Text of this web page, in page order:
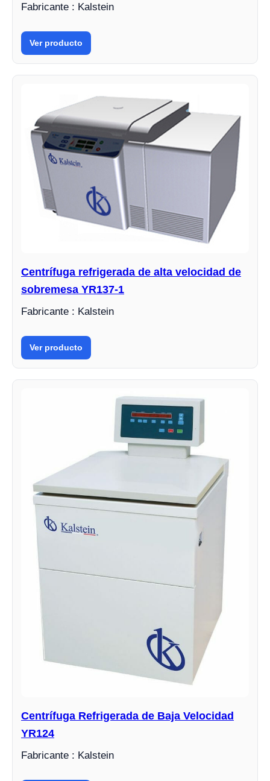
Fabricante : Kalstein
Ver producto
Centrífuga refrigerada de alta velocidad de
sobremesa YR137-1
Fabricante : Kalstein
Ver producto
Centrífuga Refrigerada de Baja Velocidad
YR124
Fabricante : Kalstein